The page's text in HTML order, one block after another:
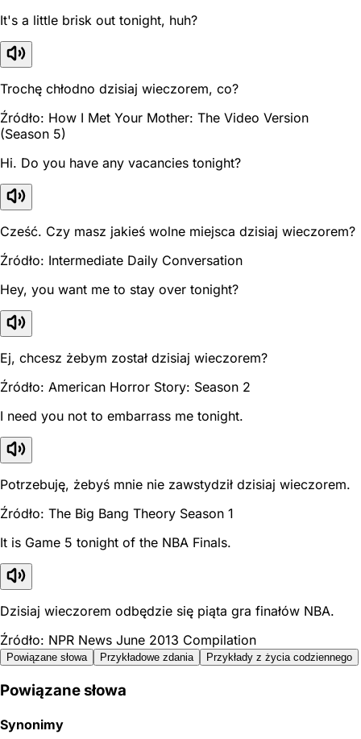
It's a little brisk out tonight, huh?
Trochę chłodno dzisiaj wieczorem, co?
Źródło: How I Met Your Mother: The Video Version
(Season 5)
Hi. Do you have any vacancies tonight?
Cześć. Czy masz jakieś wolne miejsca dzisiaj wieczorem?
Źródło: Intermediate Daily Conversation
Hey, you want me to stay over tonight?
Ej, chcesz żebym został dzisiaj wieczorem?
Źródło: American Horror Story: Season 2
I need you not to embarrass me tonight.
Potrzebuję, żebyś mnie nie zawstydził dzisiaj wieczorem.
Źródło: The Big Bang Theory Season 1
It is Game 5 tonight of the NBA Finals.
Dzisiaj wieczorem odbędzie się piąta gra finałów NBA.
Źródło: NPR News June 2013 Compilation
Powiązane słowa Przykładowe zdania Przykłady z życia codziennego
Powiązane słowa
Synonimy